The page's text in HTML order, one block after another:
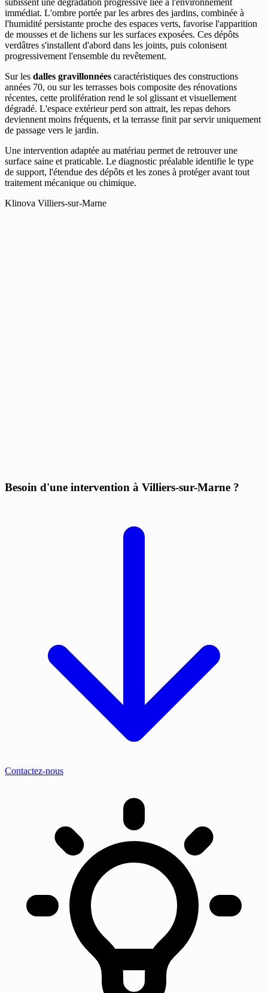
subissent une dégradation progressive liée à l'environnement
immédiat. L'ombre portée par les arbres des jardins, combinée à
l'humidité persistante proche des espaces verts, favorise l'apparition
de mousses et de lichens sur les surfaces exposées. Ces dépôts
verdâtres s'installent d'abord dans les joints, puis colonisent
progressivement l'ensemble du revêtement.
Sur les dalles gravillonnées caractéristiques des constructions
années 70, ou sur les terrasses bois composite des rénovations
récentes, cette prolifération rend le sol glissant et visuellement
dégradé. L'espace extérieur perd son attrait, les repas dehors
deviennent moins fréquents, et la terrasse finit par servir uniquement
de passage vers le jardin.
Une intervention adaptée au matériau permet de retrouver une
surface saine et praticable. Le diagnostic préalable identifie le type
de support, l'étendue des dépôts et les zones à protéger avant tout
traitement mécanique ou chimique.
Klinova Villiers-sur-Marne
Besoin d'une intervention à Villiers-sur-Marne ?
Contactez-nous